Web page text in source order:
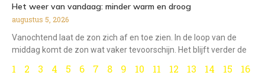
Het weer van vandaag: minder warm en droog
augustus 5, 2026
Vanochtend laat de zon zich af en toe zien. In de loop van de
middag komt de zon wat vaker tevoorschijn. Het blijft verder de
1 2 3 4 5 6 7 8 9 10 11 12 13 14 15
16